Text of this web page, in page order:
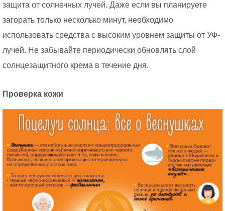
защита от солнечных лучей. Даже если вы планируете
загорать только несколько минут, необходимо
использовать средства с высоким уровнем защиты от УФ-
лучей. Не забывайте периодически обновлять слой
солнцезащитного крема в течение дня.
Проверка кожи